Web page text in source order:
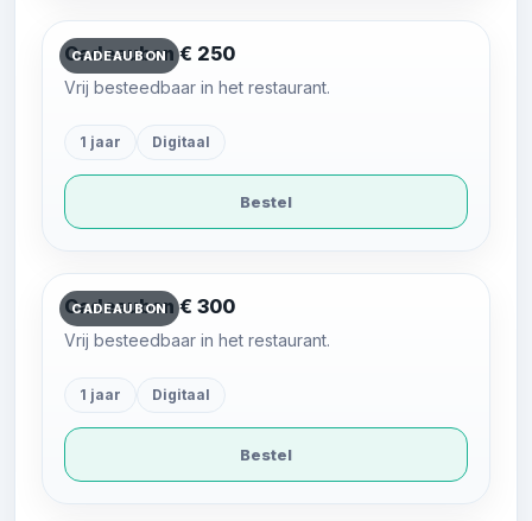
CADEAUBON
Cadeaubon € 250
Vrij besteedbaar in het restaurant.
1 jaar Digitaal
Bestel
CADEAUBON
Cadeaubon € 300
Vrij besteedbaar in het restaurant.
1 jaar Digitaal
Bestel